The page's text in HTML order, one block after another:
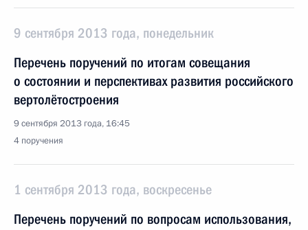
9 сентября 2013 года, понедельник
Перечень поручений по итогам совещания
о состоянии и перспективах развития российского
вертолётостроения
9 сентября 2013 года, 16:45
4 поручения
1 сентября 2013 года, воскресенье
Перечень поручений по вопросам использования,